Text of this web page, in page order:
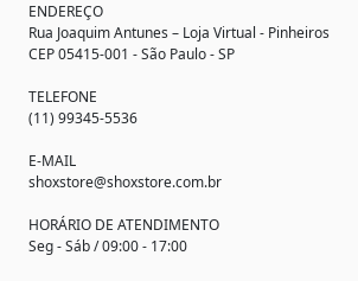
ENDEREÇO
Rua Joaquim Antunes – Loja Virtual - Pinheiros
CEP 05415-001 - São Paulo - SP
TELEFONE
(11) 99345-5536
E-MAIL
shoxstore@shoxstore.com.br
HORÁRIO DE ATENDIMENTO
Seg - Sáb / 09:00 - 17:00